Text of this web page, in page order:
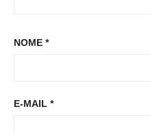
NOME *
E-MAIL *